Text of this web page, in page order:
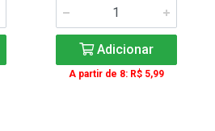
Adicionar
A partir de 8: R$ 5,99